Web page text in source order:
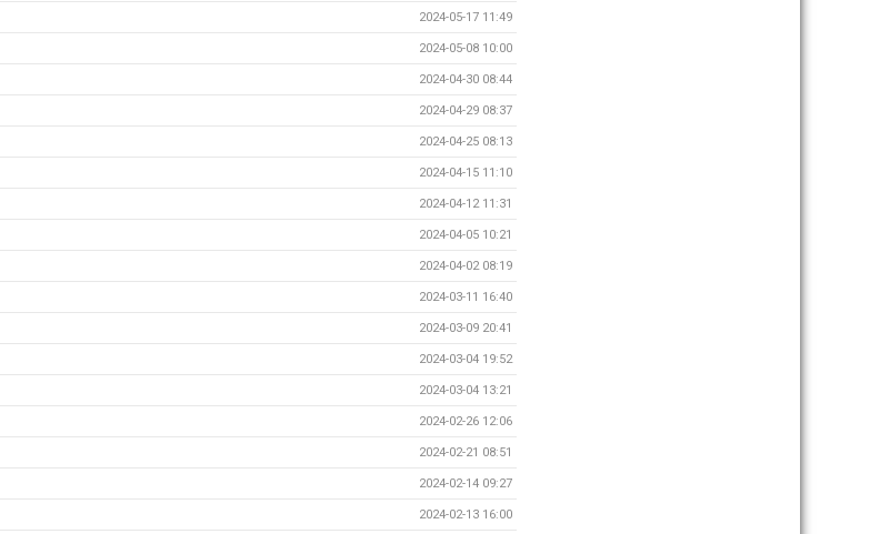
2024-05-17 11:49
2024-05-08 10:00
2024-04-30 08:44
2024-04-29 08:37
2024-04-25 08:13
2024-04-15 11:10
2024-04-12 11:31
2024-04-05 10:21
2024-04-02 08:19
2024-03-11 16:40
2024-03-09 20:41
2024-03-04 19:52
2024-03-04 13:21
2024-02-26 12:06
2024-02-21 08:51
2024-02-14 09:27
2024-02-13 16:00